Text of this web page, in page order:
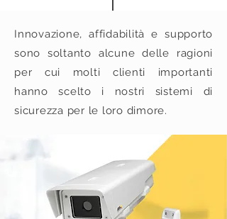
Innovazione, affidabilità e supporto
sono soltanto alcune delle ragioni
per cui molti clienti importanti
hanno scelto i nostri sistemi di
sicurezza per le loro dimore.